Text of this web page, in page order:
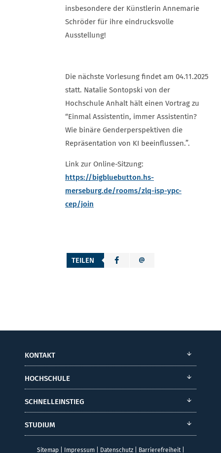
insbesondere der Künstlerin Annemarie
Schröder für ihre eindrucksvolle
Ausstellung!
Die nächste Vorlesung findet am 04.11.2025
statt. Natalie Sontopski von der
Hochschule Anhalt hält einen Vortrag zu
“Einmal Assistentin, immer Assistentin?
Wie binäre Genderperspektiven die
Repräsentation von KI beeinflussen.”.
Link zur Online-Sitzung:
https://bigbluebutton.hs-
merseburg.de/rooms/zlq-isp-ypc-
cep/join
TEILEN
KONTAKT
HOCHSCHULE
SCHNELLEINSTIEG
STUDIUM
Sitemap| Impressum| Datenschutz| Barrierefreiheit|